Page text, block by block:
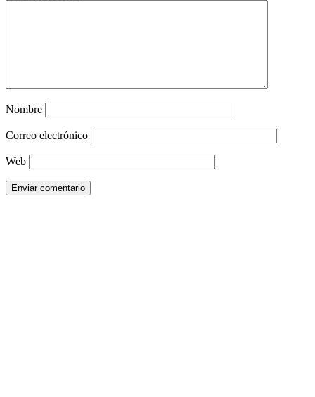
Nombre
Correo electrónico
Web